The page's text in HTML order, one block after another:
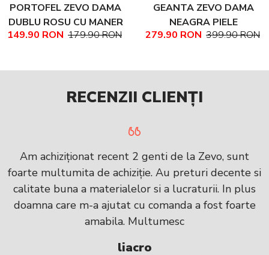
PORTOFEL ZEVO DAMA
DUBLU ROSU CU MANER
PIELE NATURALA
149.90 RON 179.90 RON
GEANTA ZEVO DAMA
NEAGRA PIELE
NATURALA TEXTURATA
279.90 RON 399.90 RON
RECENZII CLIENȚI
Am achiziționat recent 2 genti de la Zevo, sunt
foarte multumita de achiziție. Au preturi decente si
calitate buna a materialelor si a lucraturii. In plus
doamna care m-a ajutat cu comanda a fost foarte
amabila. Multumesc
liacro